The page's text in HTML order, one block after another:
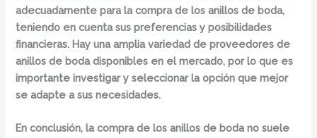
adecuadamente para la compra de los anillos de boda,
teniendo en cuenta sus preferencias y posibilidades
financieras. Hay una amplia variedad de proveedores de
anillos de boda disponibles en el mercado, por lo que es
importante investigar y seleccionar la opción que mejor
se adapte a sus necesidades.
En conclusión, la compra de los anillos de boda no suele